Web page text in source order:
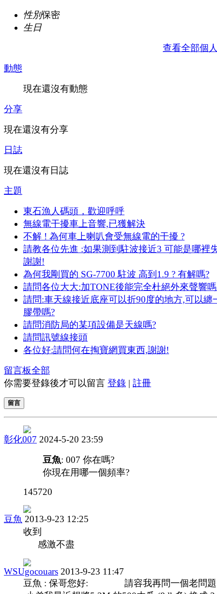
性別保密
生日
查看全部個
動態
現在還沒有動態
分享
現在還沒有分享
日誌
現在還沒有日誌
主題
東石漁人碼頭，歡迎呼呼
無線電干擾車上音響,已獲解決
不解 ! 為何車上喇叭會受無線電的干擾 ?
請教各位先進 :如果測到駐波接近3 可能是哪裡
謝謝!
為何我剛買的 SG-7700 駐波 高到1.9 ? 有解嗎?
請問各位大大:加TONE後能完全杜絕外來聲響嗎
請問:車天線接近底座可以折90度的地方,可以纏
膠帶嗎?
請問消防局的某項設備是天線嗎?
請問訊號線接頭
各位好:請問何在掏寶網買東西,謝謝!
留言板全部
你需要登錄後才可以留言 登錄 | 註冊
留言
彰化007 2024-5-20 23:59
豆魚: 007 你在嗎?
你現在用哪一個頻率?
145720
豆魚 2013-9-23 12:25
收到
感激不盡
WSUgocouars 2013-9-23 11:47
豆魚 : 保哥您好: 請容我再問一個老